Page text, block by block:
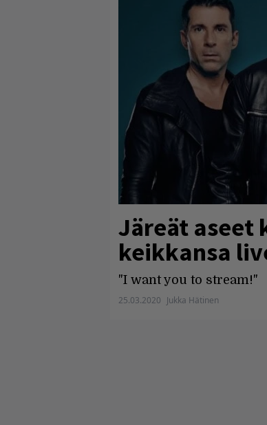
Järeät aseet
keikkansa
"I want you to stream!"
25.03.2020 Jukka Hätinen